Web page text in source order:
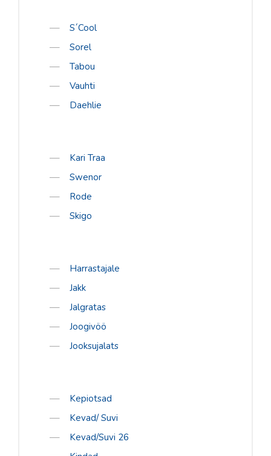
S´Cool
Sorel
Tabou
Vauhti
Daehlie
Kari Traa
Swenor
Rode
Skigo
Harrastajale
Jakk
Jalgratas
Joogivöö
Jooksujalats
Kepiotsad
Kevad/ Suvi
Kevad/Suvi 26
Bagheera
Bula
Excelsior
LillSport
One Way
S´Cool
Vauhti
Daehlie
Kari Traa
Swenor
TEENUSED
Rattahooldus
Suuskade hooldus